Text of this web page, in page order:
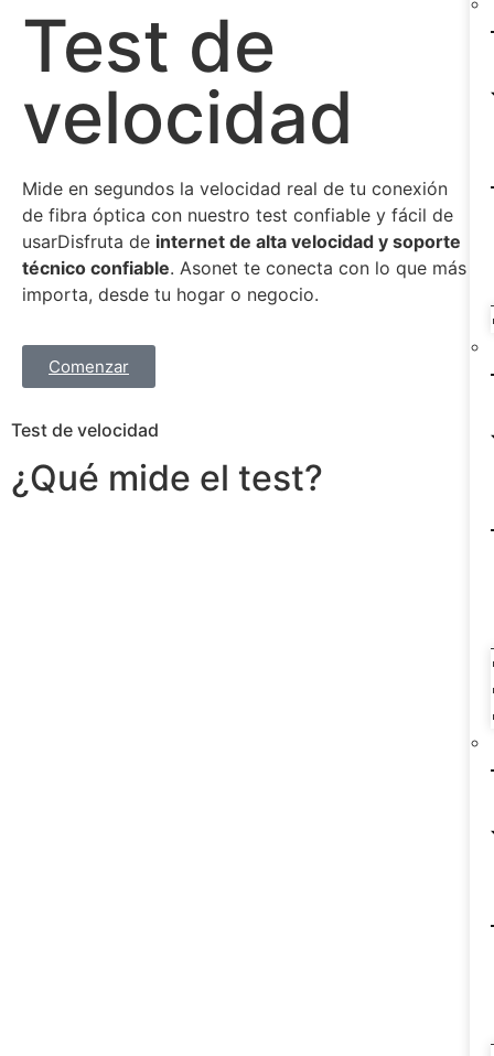
Test de
velocidad
Mide en segundos la velocidad real de tu conexión
de fibra óptica con nuestro test confiable y fácil de
usarDisfruta de internet de alta velocidad y soporte
técnico confiable. Asonet te conecta con lo que más
importa, desde tu hogar o negocio.
Comenzar
Test de velocidad
¿Qué mide el test?